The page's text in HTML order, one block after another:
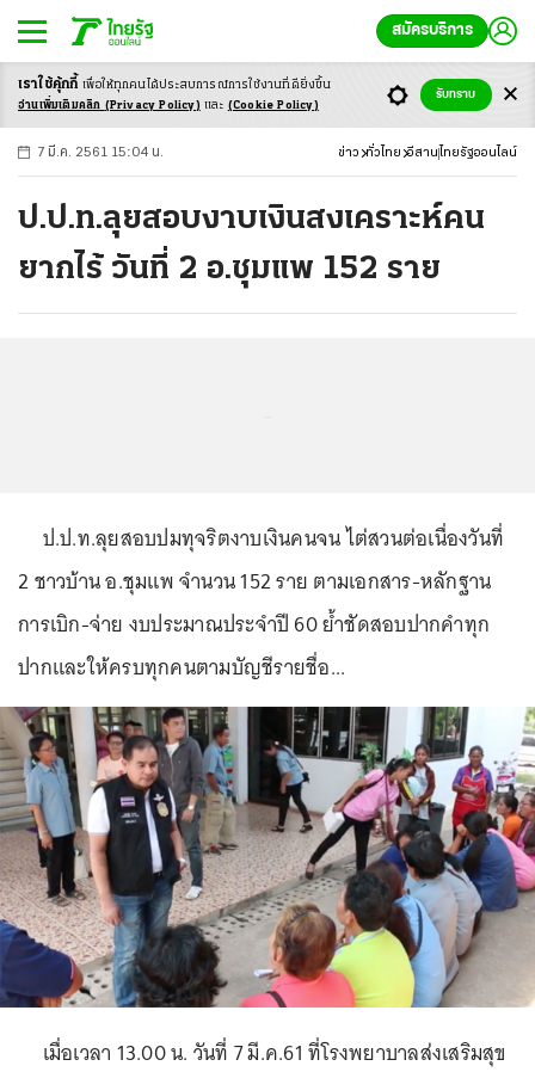
สมัครบริการ
-ก ก ก+
7 มี.ค. 2561 15:04 น. ข่าว ทั่วไทย อีสาน ไทยรัฐออนไลน์
ป.ป.ท.ลุยสอบงาบเงินสงเคราะห์คน
ยากไร้ วันที่ 2 อ.ชุมแพ 152 ราย
ป.ป.ท.ลุยสอบปมทุจริตงาบเงินคนจน ไต่สวนต่อเนื่องวันที่
2 ชาวบ้าน อ.ชุมแพ จำนวน 152 ราย ตามเอกสาร-หลักฐาน
การเบิก-จ่าย งบประมาณประจำปี 60 ย้ำชัดสอบปากคำทุก
ปากและให้ครบทุกคนตามบัญชีรายชื่อ...
เมื่อเวลา 13.00 น. วันที่ 7 มี.ค.61 ที่โรงพยาบาลส่งเสริมสุข
เราใช้คุ้กกี้ เพื่อให้ทุกคนได้ประสบการณ์การใช้งานที่ดียิ่งขึ้น
อ่านเพิ่มเติมคลิก (Privacy Policy) และ (Cookie Policy)
รับทราบ